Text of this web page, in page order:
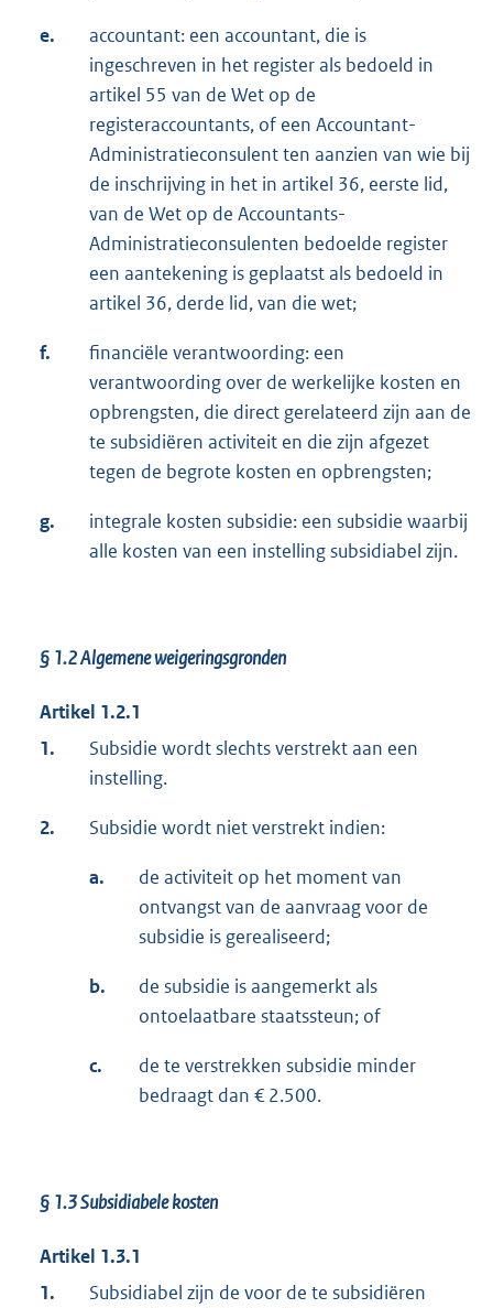
e.
accountant: een accountant, die is
ingeschreven in het register als bedoeld in
artikel 55 van de Wet op de
registeraccountants, of een Accountant-
Administratieconsulent ten aanzien van wie bij
de inschrijving in het in artikel 36, eerste lid,
van de Wet op de Accountants-
Administratieconsulenten bedoelde register
een aantekening is geplaatst als bedoeld in
artikel 36, derde lid, van die wet;
f.
financiële verantwoording: een
verantwoording over de werkelijke kosten en
opbrengsten, die direct gerelateerd zijn aan de
te subsidiëren activiteit en die zijn afgezet
tegen de begrote kosten en opbrengsten;
g.
integrale kosten subsidie: een subsidie waarbij
alle kosten van een instelling subsidiabel zijn.
§ 1.2 Algemene weigeringsgronden
Artikel 1.2.1
1.
Subsidie wordt slechts verstrekt aan een
instelling.
2. Subsidie wordt niet verstrekt indien:
a.
de activiteit op het moment van
ontvangst van de aanvraag voor de
subsidie is gerealiseerd;
b.
de subsidie is aangemerkt als
ontoelaatbare staatssteun; of
c.
de te verstrekken subsidie minder
bedraagt dan € 2.500.
§ 1.3 Subsidiabele kosten
Artikel 1.3.1
1.
Subsidiabel zijn de voor de te subsidiëren